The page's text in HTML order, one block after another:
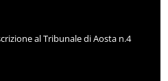
al Tribunale di Aosta n.4